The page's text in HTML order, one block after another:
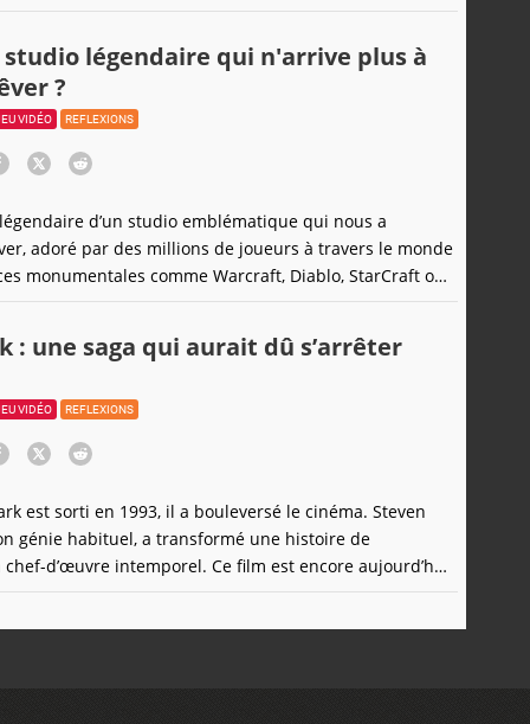
phare de CD Projekt RED, mais soulève aussi bien des
studio légendaire qui n'arrive plus à
?
VIDÉO REFLEXIONS
d’un studio emblématique qui nous a
adoré par des millions de joueurs à travers le monde
monumentales comme Warcraft, Diablo, StarCraft ou
Mais ce géant de l’industrie du jeu vidéo a
: une saga qui aurait dû s’arrêter
VIDÉO REFLEXIONS
est sorti en 1993, il a bouleversé le cinéma. Steven
génie habituel, a transformé une histoire de
d’œuvre intemporel. Ce film est encore aujourd’hui
mélange de science-fiction, de tension et